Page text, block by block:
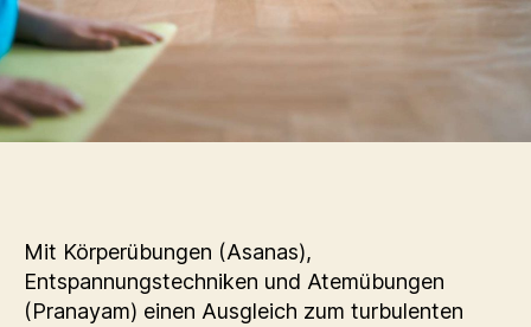
Mit Körperübungen (Asanas),
Entspannungstechniken und Atemübungen
(Pranayam) einen Ausgleich zum turbulenten